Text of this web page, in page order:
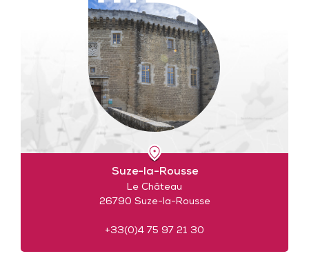
Suze-la-Rousse
Le Château
26790 Suze-la-Rousse
+33(0)4 75 97 21 30